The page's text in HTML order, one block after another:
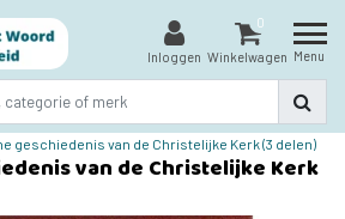
Inloggen
0
Winkelwagen Menu
geschiedenis van de Christelijke Kerk (3 delen)
van de Christelijke Kerk